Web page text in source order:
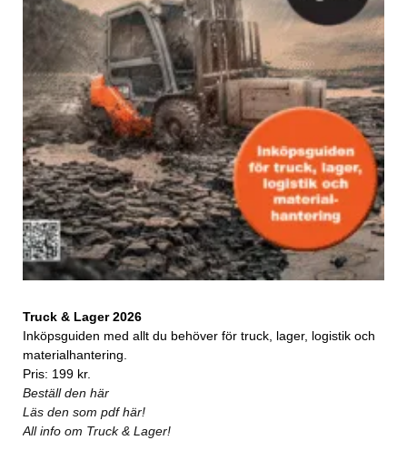
Truck & Lager 2026
Inköpsguiden med allt du behöver för truck, lager, logistik och
materialhantering.
Pris: 199 kr.
Beställ den här
Läs den som pdf här!
All info om Truck & Lager!